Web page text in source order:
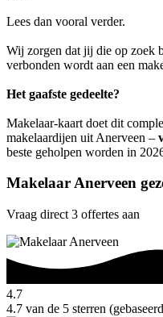
Lees dan vooral verder.
Wij zorgen dat jij die op zoek
verbonden wordt aan een
Het gaafste gedeelte?
Makelaar-kaart doet dit
makelaardijen uit Anerveen –
beste geholpen worden in
Makelaar Anerveen
Vraag direct 3 offertes aan
4.7
4.7 van de 5 sterren